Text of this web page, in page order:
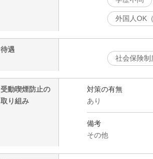
外国人OK
待遇
社会保険制
受動喫煙防止の
取り組み
対策の有無
あり
備考
その他